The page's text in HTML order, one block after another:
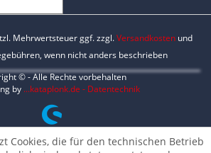
Mehrwertsteuer ggf. zzgl.Versandkosten und
wenn nicht anders beschrieben
© - Alle Rechte vorbehalten
by ...kataplonk.de - Datentechnik
Cookies, die für den technischen Betrieb